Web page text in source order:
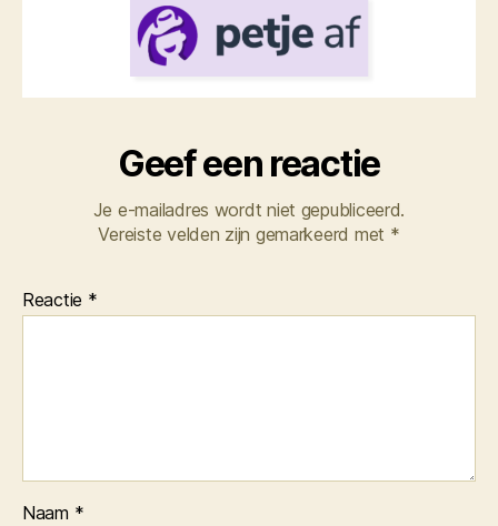
Geef een reactie
Je e-mailadres wordt niet gepubliceerd.
Vereiste velden zijn gemarkeerd met *
Reactie *
Naam *